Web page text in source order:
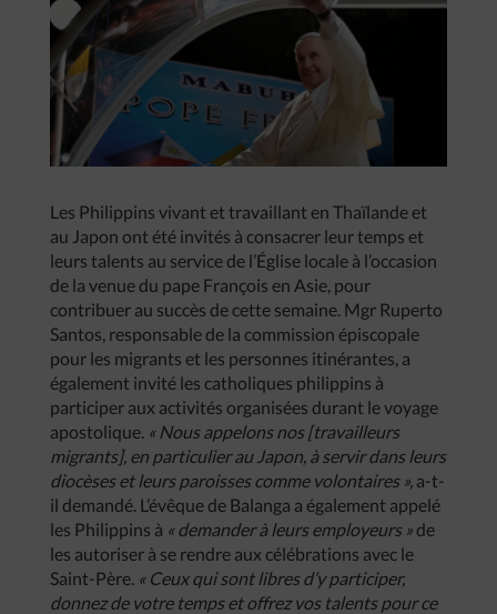
Les Philippins vivant et travaillant en Thaïlande et
au Japon ont été invités à consacrer leur temps et
leurs talents au service de l’Église locale à l’occasion
de la venue du pape François en Asie, pour
contribuer au succès de cette semaine. Mgr Ruperto
Santos, responsable de la commission épiscopale
pour les migrants et les personnes itinérantes, a
également invité les catholiques philippins à
participer aux activités organisées durant le voyage
apostolique. « Nous appelons nos [travailleurs
migrants], en particulier au Japon, à servir dans leurs
diocèses et leurs paroisses comme volontaires », a-t-
il demandé. L’évêque de Balanga a également appelé
les Philippins à « demander à leurs employeurs » de
les autoriser à se rendre aux célébrations avec le
Saint-Père. « Ceux qui sont libres d’y participer,
donnez de votre temps et offrez vos talents pour ce